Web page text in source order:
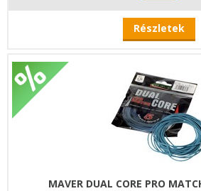
Részletek
MAVER DUAL CORE PRO